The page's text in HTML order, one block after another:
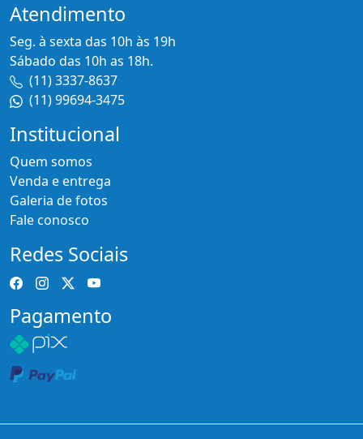
Atendimento
Seg. à sexta das 10h às 19h
Sábado das 10h as 18h.
(11) 3337-8637
(11) 99694-3475
Institucional
Quem somos
Venda e entrega
Galeria de fotos
Fale conosco
Redes Sociais
Pagamento